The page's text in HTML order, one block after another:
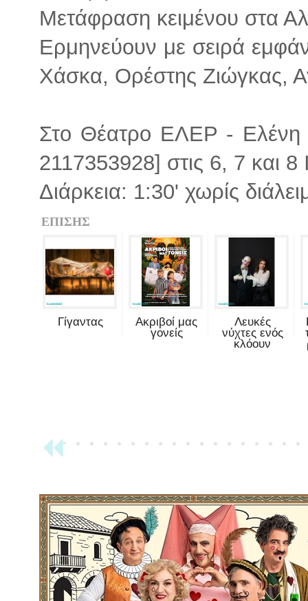
Μετάφραση κειμένου στα
Ερμηνεύουν με σειρά
Χάσκα, Ορέστης Ζιώγκας,
Στο Θέατρο ΕΛΕΡ - Ελένη
2117353928] στις 6, 7 και 8
Διάρκεια: 1:30' χωρίς
ΕΠΙΣΗΣ
Γίγαντας
Ακριβοί μας
γονείς
Λευκές
νύχτες ενός
κλόουν